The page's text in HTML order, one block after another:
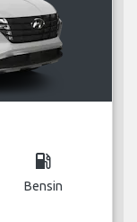
local_gas_station
Bensin